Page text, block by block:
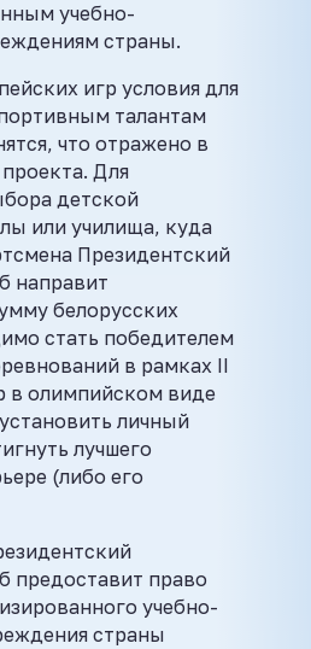
учебно-
страны.
игр условия для
талантам
что отражено в
Для
детской
или училища, куда
Президентский
направит
белорусских
стать победителем
в рамках II
в олимпийском виде
личный
лучшего
(либо его
предоставит право
учебно-
страны